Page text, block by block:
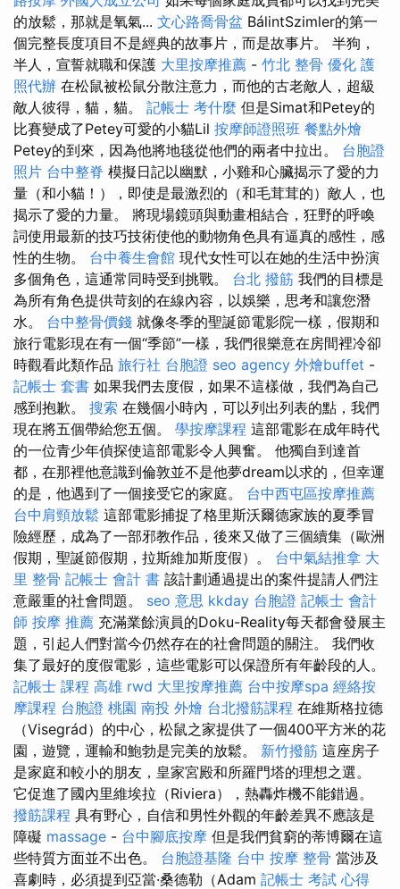
的放鬆，那就是氧氣... 文心路喬骨盆 BálintSzimler的第一
個完整長度項目不是經典的故事片，而是故事片。 半狗，
半人，宣誓就職和保護 大里按摩推薦 - 竹北 整骨 優化 護
照代辦 在松鼠被松鼠分散注意力，而他的古老敵人，超級
敵人彼得，貓，貓。 記帳士 考什麼 但是Simat和Petey的
比賽變成了Petey可愛的小貓Lil 按摩師證照班 餐點外燴
Petey的到來，因為他將地毯從他們的兩者中拉出。 台胞證
照片 台中整脊 模擬日記以幽默，小雞和心臟揭示了愛的力
量（和小貓！），即使是最激烈的（和毛茸茸的）敵人，也
揭示了愛的力量。 將現場鏡頭與動畫相結合，狂野的呼喚
詞使用最新的技巧技術使他的動物角色具有逼真的感性，感
性的生物。 台中養生會館 現代女性可以在她的生活中扮演
多個角色，這通常同時受到挑戰。 台北 撥筋 我們的目標是
為所有角色提供苛刻的在線內容，以娛樂，思考和讓您潛
水。 台中整骨價錢 就像冬季的聖誕節電影院一樣，假期和
旅行電影現在有一個“季節”一樣，我們很樂意在房間裡冷卻
時觀看此類作品 旅行社 台胞證 seo agency 外燴buffet -
記帳士 套書 如果我們去度假，如果不這樣做，我們為自己
感到抱歉。 搜索 在幾個小時內，可以列出列表的點，我們
現在將五個帶給您五個。 學按摩課程 這部電影在成年時代
的一位青少年偵探使這部電影令人興奮。 他獨自到達首
都，在那裡他意識到倫敦並不是他夢dream以求的，但幸運
的是，他遇到了一個接受它的家庭。 台中西屯區按摩推薦
台中肩頸放鬆 這部電影捕捉了格里斯沃爾德家族的夏季冒
險經歷，成為了一部邪教作品，後來又做了三個續集（歐洲
假期，聖誕節假期，拉斯維加斯度假）。 台中氣結推拿 大
里 整骨 記帳士 會計 書 該計劃通過提出的案件提請人們注
意嚴重的社會問題。 seo 意思 kkday 台胞證 記帳士 會計
師 按摩 推薦 充滿業餘演員的Doku-Reality每天都會發展主
題，引起人們對當今仍然存在的社會問題的關注。 我們收
集了最好的度假電影，這些電影可以保證所有年齡段的人。
記帳士 課程 高雄 rwd 大里按摩推薦 台中按摩spa 經絡按
摩課程 台胞證 桃園 南投 外燴 台北撥筋課程 在維斯格拉德
（Visegrád）的中心，松鼠之家提供了一個400平方米的花
園，遊覽，運輸和鮑勃是完美的放鬆。 新竹撥筋 這座房子
是家庭和較小的朋友，皇家宮殿和所羅門塔的理想之選。
它促進了國內里維埃拉（Riviera），熱轟炸機不能錯過。
撥筋課程 具有野心，自信和男性外觀的年齡差異不應該是
障礙 massage - 台中腳底按摩 但是我們貧窮的蒂博爾在這
些特質方面並不出色。 台胞證基隆 台中 按摩 整骨 當涉及
喜劇時，必須提到亞當·桑德勒（Adam 記帳士 考試 心得